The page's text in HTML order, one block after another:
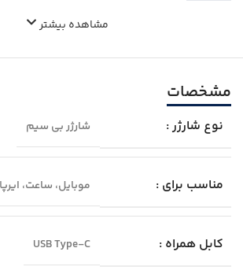
مشاهده بیشتر
مشخصات
نوع شارژر : شارژر بی‌ سیم
مناسب برای : موبایل، ساعت،
کابل همراه : USB Type-C